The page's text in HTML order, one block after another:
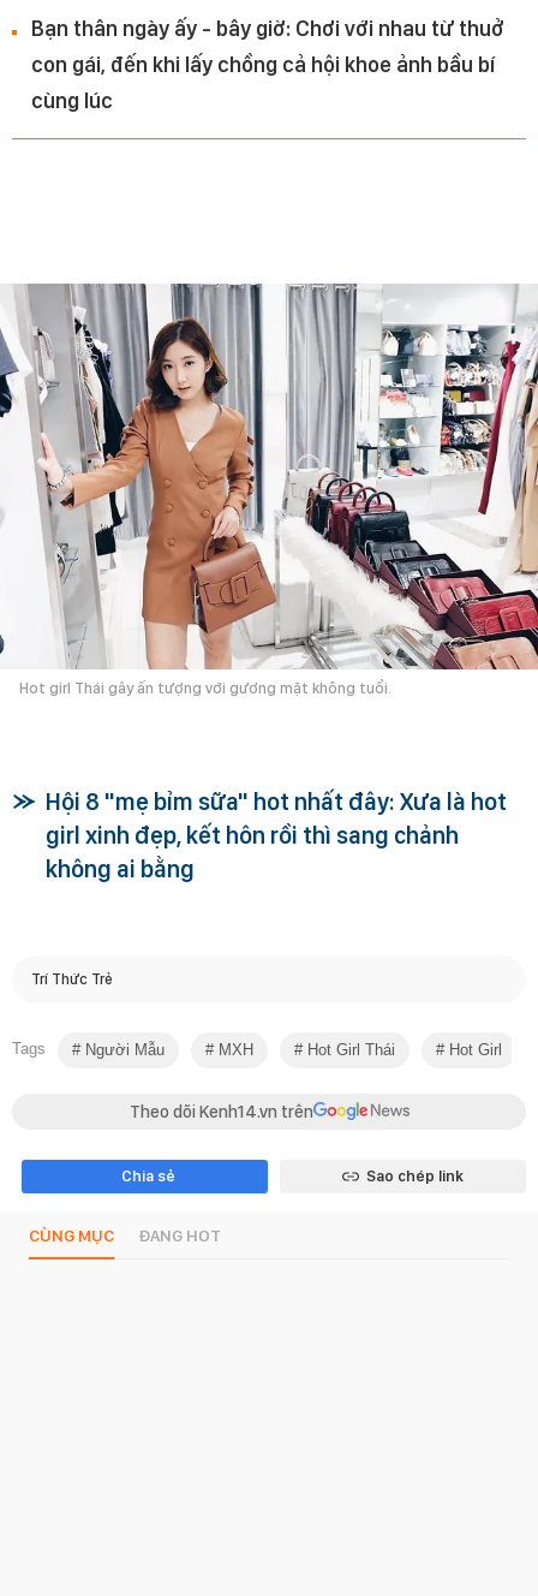
Bạn thân ngày ấy - bây giờ: Chơi với nhau từ thuở
con gái, đến khi lấy chồng cả hội khoe ảnh bầu bí
cùng lúc
Hot girl Thái gây ấn tượng với gương mặt không tuổi.
Hội 8 "mẹ bỉm sữa" hot nhất đây: Xưa là hot
girl xinh đẹp, kết hôn rồi thì sang chảnh
không ai bằng
Trí Thức Trẻ
Tags Người Mẫu MXH Hot Girl Thái Hot Girl
Theo dõi Kenh14.vn trên
Chia sẻ Sao chép link
CÙNG MỤC ĐANG HOT